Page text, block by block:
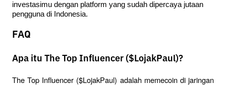
investasimu dengan platform yang sudah dipercaya jutaan
pengguna di Indonesia.
FAQ
Apa itu The Top Influencer ($LojakPaul)?
The Top Influencer ($LojakPaul) adalah memecoin di jaringan